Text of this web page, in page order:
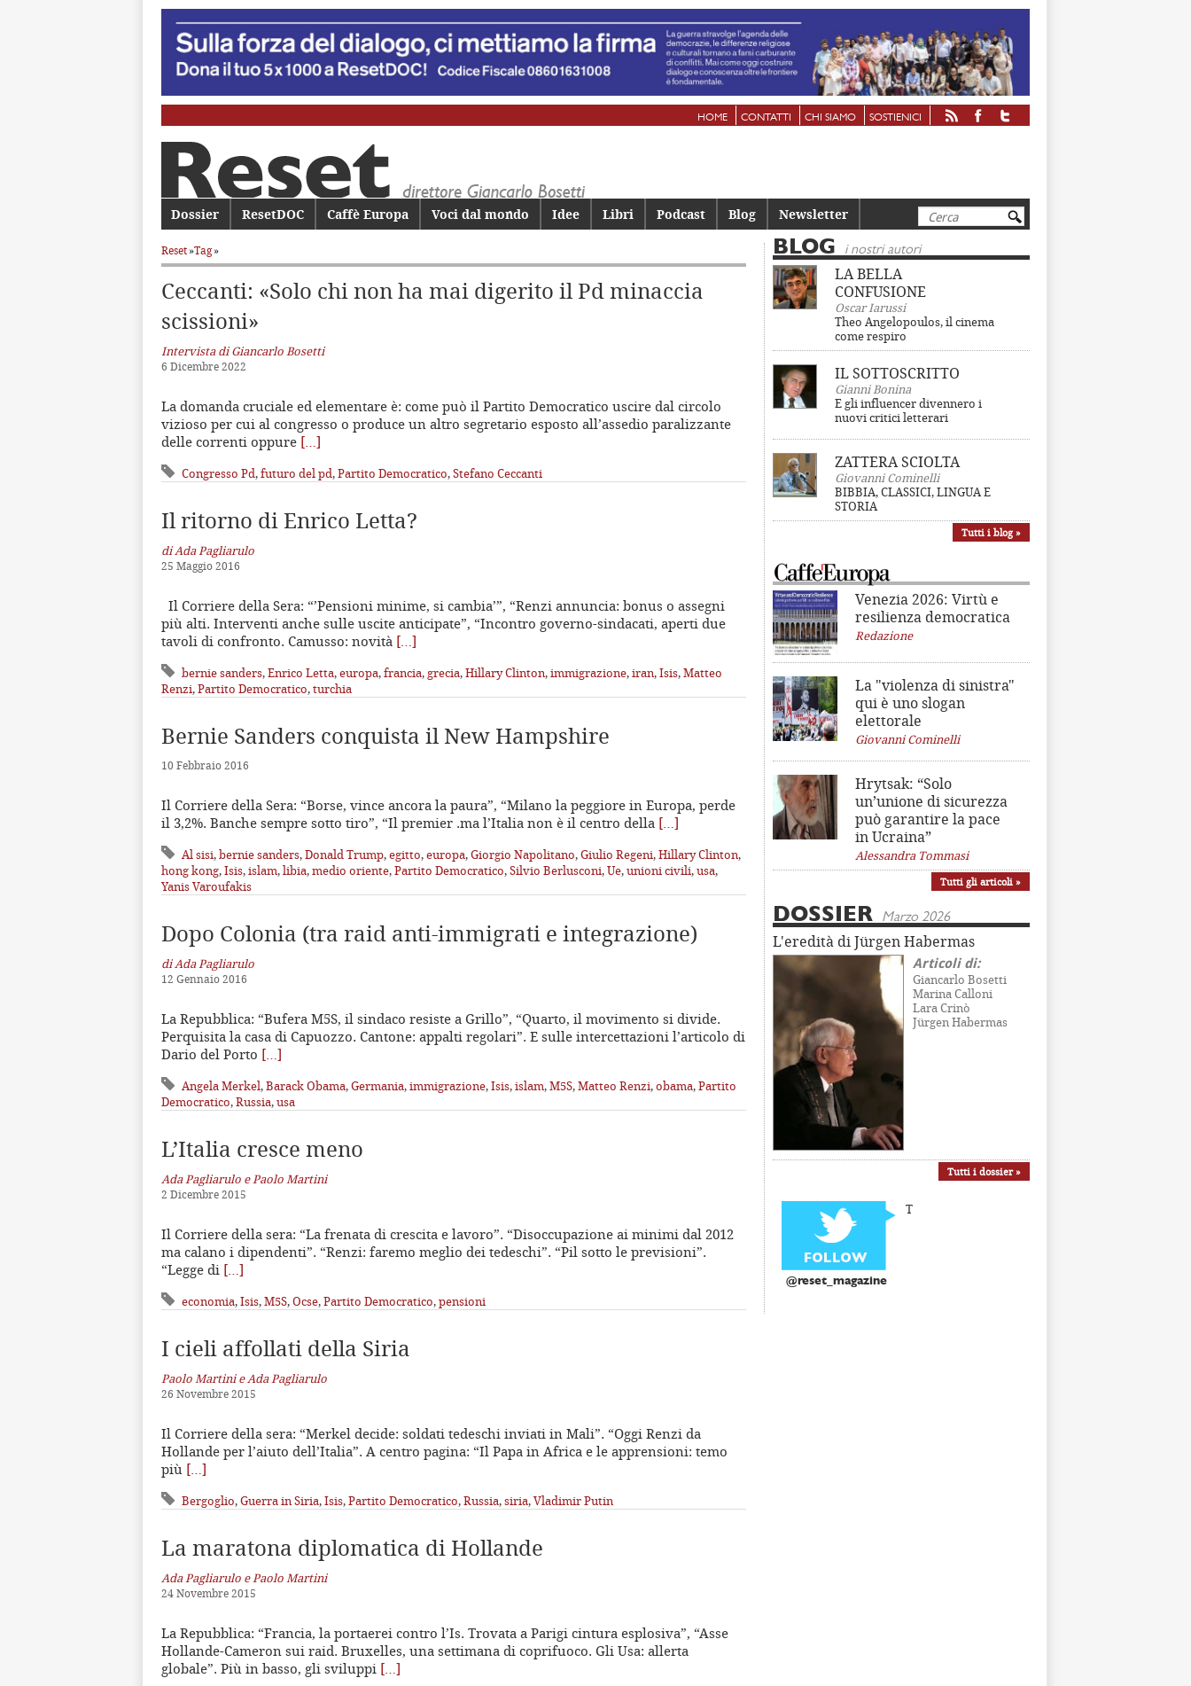
HOME CONTATTI CHI SIAMO SOSTIENICI
Cerca
Menu principale
Vai al contenuto principale
Vai al contenuto secondario
Dossier ResetDOC Caffè Europa Voci dal mondo Idee Libri Podcast Blog Newsletter
Reset»Tag»
Ceccanti: «Solo chi non ha mai digerito il Pd minaccia
scissioni»
Intervista di Giancarlo Bosetti
6 Dicembre 2022
La domanda cruciale ed elementare è: come può il Partito Democratico uscire dal circolo
vizioso per cui al congresso o produce un altro segretario esposto all’assedio paralizzante
delle correnti oppure […]
Congresso Pd,futuro del pd,Partito Democratico,Stefano Ceccanti
Il ritorno di Enrico Letta?
di Ada Pagliarulo
25 Maggio 2016
Il Corriere della Sera: “’Pensioni minime, si cambia’”, “Renzi annuncia: bonus o assegni
più alti. Interventi anche sulle uscite anticipate”, “Incontro governo-sindacati, aperti due
tavoli di confronto. Camusso: novità […]
bernie sanders,Enrico Letta,europa,francia, grecia,Hillary Clinton,immigrazione,iran,Isis,Matteo
Renzi,Partito Democratico,turchia
Bernie Sanders conquista il New Hampshire
10 Febbraio 2016
Il Corriere della Sera: “Borse, vince ancora la paura”, “Milano la peggiore in Europa, perde
il 3,2%. Banche sempre sotto tiro”, “Il premier .ma l’Italia non è il centro della […]
Al sisi,bernie sanders,Donald Trump,egitto,europa,Giorgio Napolitano,Giulio Regeni,Hillary Clinton,
hong kong,Isis,islam,libia,medio oriente,Partito Democratico,Silvio Berlusconi,Ue,unioni civili,usa,
Yanis Varoufakis
Dopo Colonia (tra raid anti-immigrati e integrazione)
di Ada Pagliarulo
12 Gennaio 2016
La Repubblica: “Bufera M5S, il sindaco resiste a Grillo”, “Quarto, il movimento si divide.
Perquisita la casa di Capuozzo. Cantone: appalti regolari”. E sulle intercettazioni l’articolo di
Dario del Porto […]
Angela Merkel,Barack Obama,Germania,immigrazione,Isis,islam,M5S,Matteo Renzi,obama,Partito
Democratico,Russia,usa
L’Italia cresce meno
Ada Pagliarulo e Paolo Martini
2 Dicembre 2015
Il Corriere della sera: “La frenata di crescita e lavoro”. “Disoccupazione ai minimi dal 2012
ma calano i dipendenti”. “Renzi: faremo meglio dei tedeschi”. “Pil sotto le previsioni”.
“Legge di […]
economia,Isis,M5S,Ocse,Partito Democratico,pensioni
I cieli affollati della Siria
Paolo Martini e Ada Pagliarulo
26 Novembre 2015
Il Corriere della sera: “Merkel decide: soldati tedeschi inviati in Mali”. “Oggi Renzi da
Hollande per l’aiuto dell’Italia”. A centro pagina: “Il Papa in Africa e le apprensioni: temo
più […]
Bergoglio,Guerra in Siria,Isis,Partito Democratico,Russia,siria,Vladimir Putin
La maratona diplomatica di Hollande
Ada Pagliarulo e Paolo Martini
24 Novembre 2015
La Repubblica: “Francia, la portaerei contro l’Is. Trovata a Parigi cintura esplosiva”, “Asse
Hollande-Cameron sui raid. Bruxelles, una settimana di coprifuoco. Gli Usa: allerta
globale”. Più in basso, gli sviluppi […]
BLOG i nostri autori
LA BELLA
CONFUSIONE
Oscar Iarussi
Theo Angelopoulos, il cinema
come respiro
IL SOTTOSCRITTO
Gianni Bonina
E gli influencer divennero i
nuovi critici letterari
ZATTERA SCIOLTA
Giovanni Cominelli
BIBBIA, CLASSICI, LINGUA E
STORIA
Tutti i blog »
Venezia 2026: Virtù e
resilienza democratica
Redazione
La "violenza di sinistra"
qui è uno slogan
elettorale
Giovanni Cominelli
Hrytsak: “Solo
un’unione di sicurezza
può garantire la pace
in Ucraina”
Alessandra Tommasi
Tutti gli articoli »
DOSSIER Marzo 2026
L'eredità di Jürgen Habermas
Articoli di:
Giancarlo Bosetti
Marina Calloni
Lara Crinò
Jürgen Habermas
Tutti i dossier »
@reset_magazine
T